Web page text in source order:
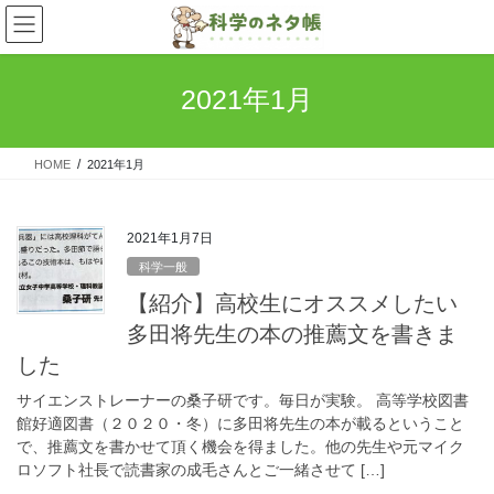
コ
ン
テ
ス
ナ
ビ
ゲ
ン
2021年1月
HOME 2021年1月
2021年1月7日
科学一般
【紹介】高校生にオススメしたい
多田将先生の本の推薦文を書きま
した
サイエンストレーナーの桑子研です。毎日が実験。 高等学校図書
館好適図書（２０２０・冬）に多田将先生の本が載るということ
で、推薦文を書かせて頂く機会を得ました。他の先生や元マイク
ロソフト社長で読書家の成毛さんとご一緒させて […]